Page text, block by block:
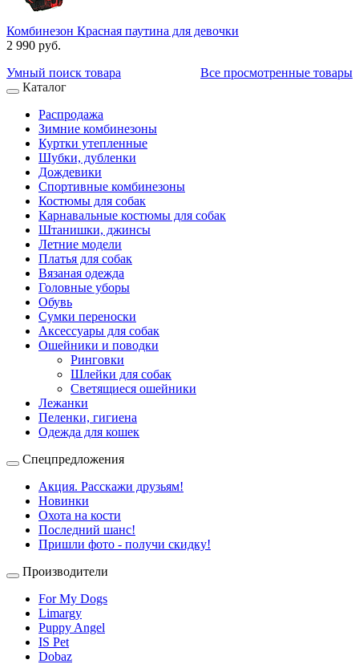
Комбинезон Красная паутина для девочки
2 990 руб.
Все просмотренные товары
Умный поиск товара
Каталог
Распродажа
Зимние комбинезоны
Куртки утепленные
Шубки, дубленки
Дождевики
Спортивные комбинезоны
Костюмы для собак
Карнавальные костюмы для собак
Штанишки, джинсы
Летние модели
Платья для собак
Вязаная одежда
Головные уборы
Обувь
Сумки переноски
Аксессуары для собак
Ошейники и поводки
Ринговки
Шлейки для собак
Светящиеся ошейники
Лежанки
Пеленки, гигиена
Одежда для кошек
Спецпредложения
Акция. Расскажи друзьям!
Новинки
Охота на кости
Последний шанс!
Пришли фото - получи скидку!
Производители
For My Dogs
Limargy
Puppy Angel
IS Pet
Dobaz